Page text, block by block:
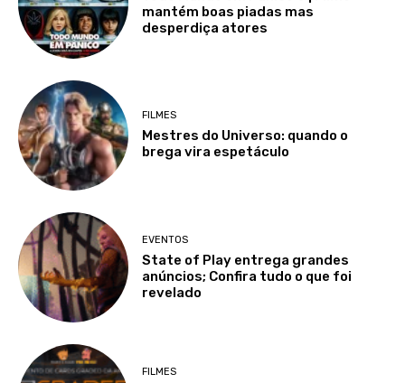
mantém boas piadas mas
desperdiça atores
FILMES
Mestres do Universo: quando o
brega vira espetáculo
EVENTOS
State of Play entrega grandes
anúncios; Confira tudo o que foi
revelado
FILMES